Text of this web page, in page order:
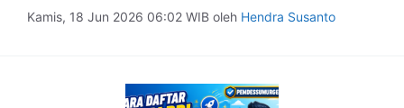
Kamis, 18 Jun 2026 06:02 WIB oleh Hendra Susanto